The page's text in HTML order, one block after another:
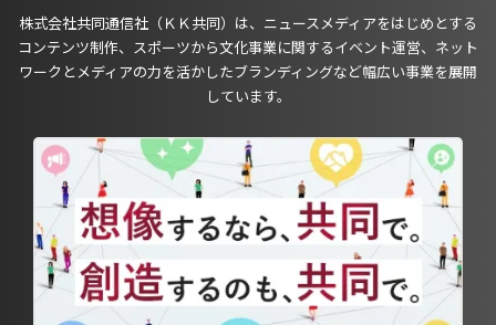
株式会社共同通信社（ＫＫ共同）は、ニュースメディアをはじめとする
コンテンツ制作、スポーツから文化事業に関するイベント運営、ネット
ワークとメディアの力を活かしたブランディングなど幅広い事業を展開
しています。